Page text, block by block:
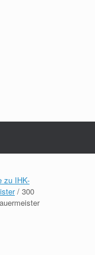
zu IHK-
/ 300